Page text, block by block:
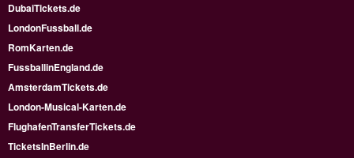
DubaiTickets.de
LondonFussball.de
RomKarten.de
FussballinEngland.de
AmsterdamTickets.de
London-Musical-Karten.de
FlughafenTransferTickets.de
TicketsInBerlin.de